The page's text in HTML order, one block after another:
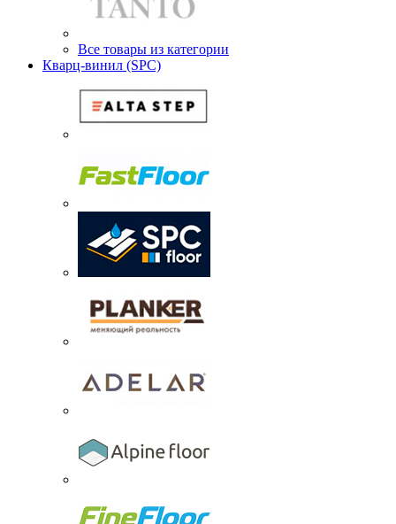
Все товары из категории
Кварц-винил (SPC)